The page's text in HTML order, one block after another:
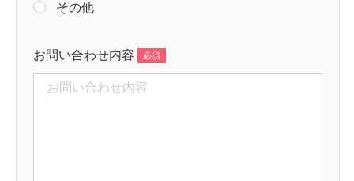
その他
お問い合わせ内容